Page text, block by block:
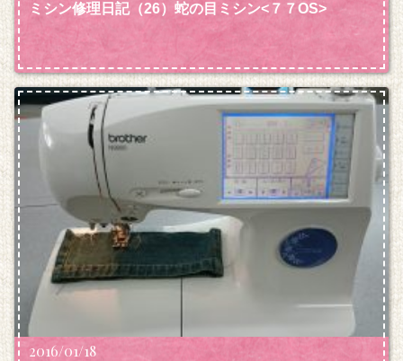
ミシン修理日記（26）蛇の目ミシン<７７OS>
2016/01/18